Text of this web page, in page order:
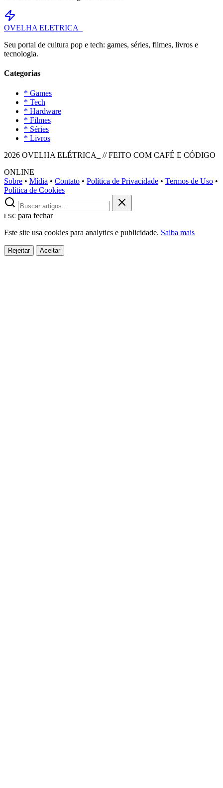
OVELHA ELETRICA_
Seu portal de cultura pop e tech: games, séries, filmes, livros e
tecnologia.
Categorias
* Games
* Tech
* Hardware
* Filmes
* Séries
* Livros
2026 OVELHA ELÉTRICA_ // FEITO COM CAFÉ E CÓDIGO
ONLINE
Sobre • Mídia • Contato • Política de Privacidade • Termos de Uso •
Política de Cookies
ESC para fechar
Este site usa cookies para analytics e publicidade. Saiba mais
Rejeitar Aceitar